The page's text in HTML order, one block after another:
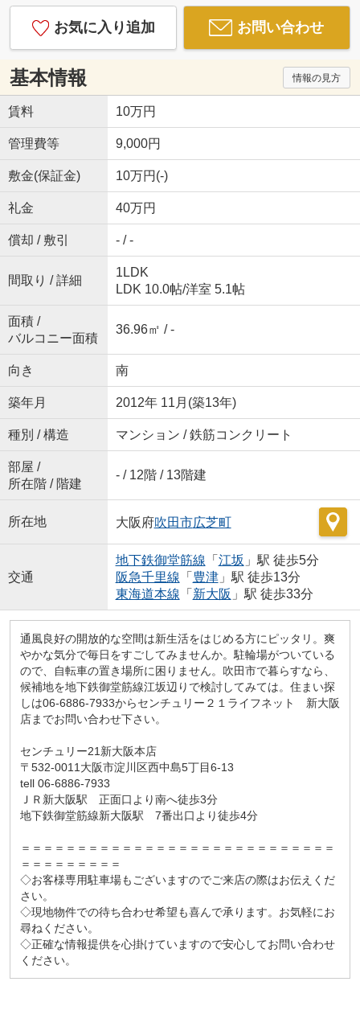
お気に入り追加 お問い合わせ
基本情報 情報の見方
賃料 10万円
管理費等 9,000円
敷金(保証金) 10万円(-)
礼金 40万円
償却 / 敷引 - / -
間取り / 詳細
1LDK
LDK 10.0帖/洋室 5.1帖
面積 /
バルコニー面積
36.96㎡ / -
向き 南
築年月 2012年 11月(築13年)
種別 / 構造 マンション / 鉄筋コンクリート
部屋 /
所在階 / 階建
- / 12階 / 13階建
所在地 大阪府吹田市広芝町
交通
地下鉄御堂筋線 「 江坂 」駅 徒歩5分
阪急千里線 「 豊津」駅 徒歩13分
東海道本線 「 新大阪 」駅 徒歩33分
通風良好の開放的な空間は新生活をはじめる方にピッタリ。爽
やかな気分で毎日をすごしてみませんか。駐輪場がついている
ので、自転車の置き場所に困りません。吹田市で暮らすなら、
候補地を地下鉄御堂筋線江坂辺りで検討してみては。住まい探
しは06-6886-7933からセンチュリー２１ライフネット 新大阪
店までお問い合わせ下さい。
センチュリー21新大阪本店
〒532-0011大阪市淀川区西中島5丁目6-13
tell 06-6886-7933
ＪＲ新大阪駅 正面口より南へ徒歩3分
地下鉄御堂筋線新大阪駅 7番出口より徒歩4分
＝＝＝＝＝＝＝＝＝＝＝＝＝＝＝＝＝＝＝＝＝＝＝＝＝＝＝＝
＝＝＝＝＝＝＝＝＝
◇お客様専用駐車場もございますのでご来店の際はお伝えくだ
さい。
◇現地物件での待ち合わせ希望も喜んで承ります。お気軽にお
尋ねください。
◇正確な情報提供を心掛けていますので安心してお問い合わせ
ください。